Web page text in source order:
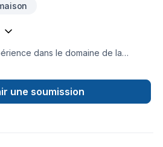
dans le domaine de la
l’importance de l’efficacité
pourquoi nous savons aménager
commercial de manière efficace.
une soumission